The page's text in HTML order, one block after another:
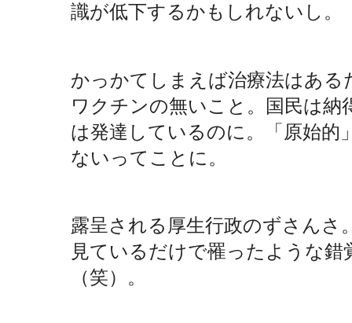
識が低下するかもしれないし。
かっかてしまえば治療法はある
ワクチンの無いこと。国民は納
は発達しているのに。「原始的
ないってことに。
露呈される厚生行政のずさんさ
見ているだけで罹ったような錯
（笑）。